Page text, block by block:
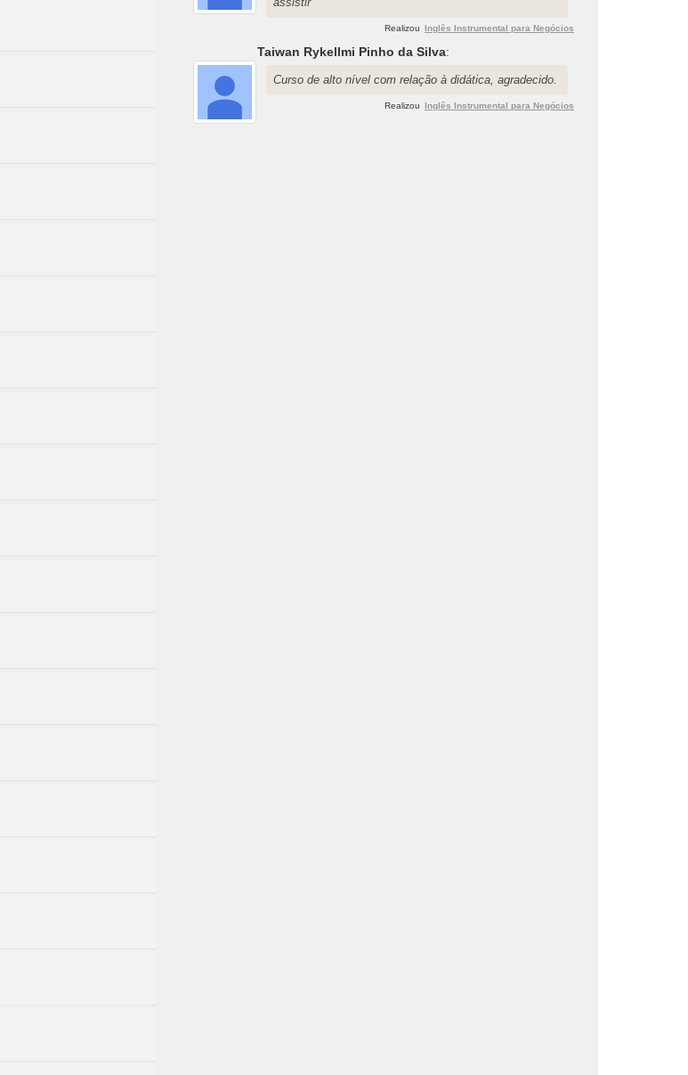
Realizou Inglês Instrumental para Negócios
Taiwan Rykellmi Pinho da Silva:
Curso de alto nível com relação à didática, agradecido.
Realizou Inglês Instrumental para Negócios